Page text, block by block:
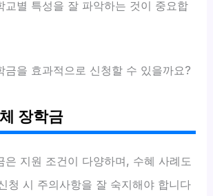
교별 특성을 잘 파악하는 것이 중요합
금을 효과적으로 신청할 수 있을까요?
장학금
은 지원 조건이 다양하며, 수혜 사례도
청 시 주의사항을 잘 숙지해야 합니다